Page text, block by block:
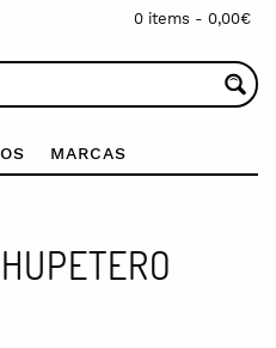
0 items - 0,00€
MARCAS